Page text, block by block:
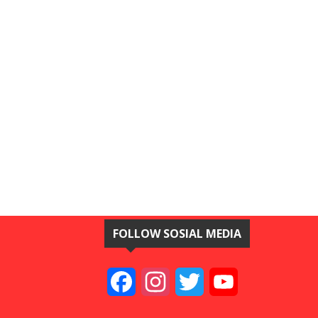
FOLLOW SOSIAL MEDIA
FacebookInstagramTwitter